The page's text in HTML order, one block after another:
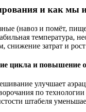
и как мы
(навоз и помёт,
температура,
снижение затрат и
цикла и повышение
улучшает
по
штабеля